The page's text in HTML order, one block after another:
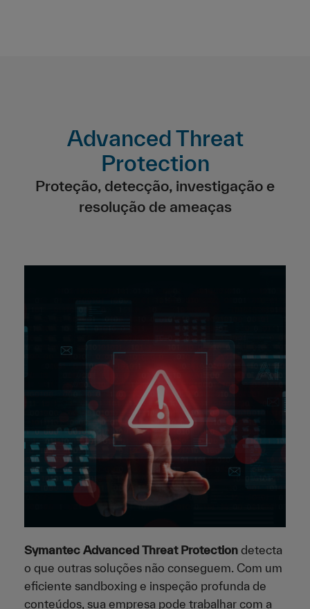
Advanced Threat
Protection
Proteção, detecção, investigação e
resolução de ameaças
Symantec Advanced Threat Protection detecta
o que outras soluções não conseguem. Com um
eficiente sandboxing e inspeção profunda de
conteúdos, sua empresa pode trabalhar com a